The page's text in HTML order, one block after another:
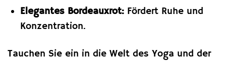
Elegantes Bordeauxrot:Fördert Ruhe und
Konzentration.
Tauchen Sie ein in die Welt des Yoga und der